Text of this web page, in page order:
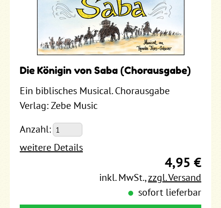
Die Königin von Saba (Chorausgabe)
Ein biblisches Musical. Chorausgabe
Verlag: Zebe Music
Anzahl:
weitere Details
4,95 €
inkl. MwSt.,zzgl. Versand
sofort lieferbar